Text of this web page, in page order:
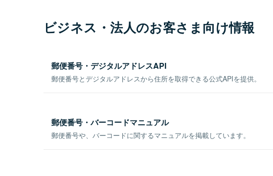
ビジネス・法人のお客さま向け情報
郵便番号・デジタルアドレスAPI
郵便番号とデジタルアドレスから住所を取得できる公式APIを提供。
郵便番号・バーコードマニュアル
郵便番号や、バーコードに関するマニュアルを掲載しています。